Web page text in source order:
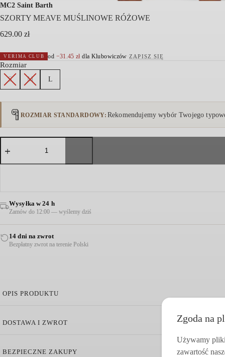
MC2 Saint Barth
SZORTY MEAVE MUŚLINOWE RÓŻOWE
629.00 zł
VERIMA CLUB od −31.45złdla Klubowiczów ·ZAPISZ SIĘ
Rozmiar
S M L
ROZMIAR STANDARDOWY Rekomendujemy wybór Twojego
ilość
SZORTY
MUŚLINOWE
Wysyłka w 24 h
Zamów do 12:00 — wyślemy dziś
14 dni na zwrot
Bezpłatny zwrot na terenie Polski
OPIS PRODUKTU
Haftowane logo
DOSTAWA I ZWROT
BEZPIECZNE ZAKUPY
Zgoda na
Używamy
zawartość